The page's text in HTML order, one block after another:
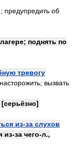
предупредить об
поднять по
тревогу
вызвать
из-за слухов
за чего-л.,